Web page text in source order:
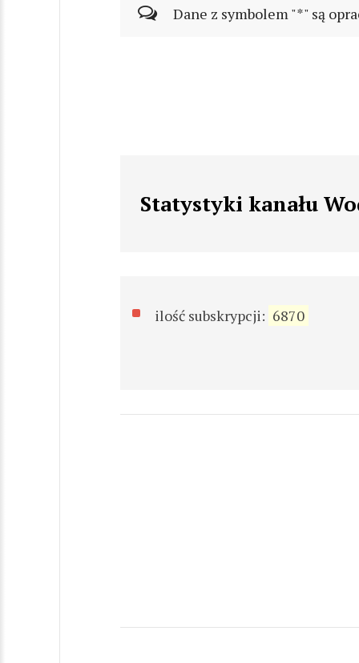
Dane z symbolem "*" są
Statystyki kanału
ilość subskrypcji: 6870